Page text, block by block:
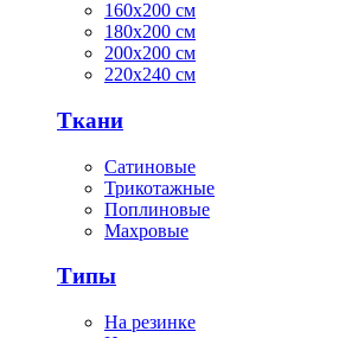
160х200 см
180х200 см
200х200 см
220х240 см
Ткани
Сатиновые
Трикотажные
Поплиновые
Махровые
Типы
На резинке